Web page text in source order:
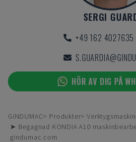
SERGI
+49 162 4027635
HÖR AV DIG PÅ
GINDUMAC Produkter
➤ Begagnad KONDIA A10
gindumac.com